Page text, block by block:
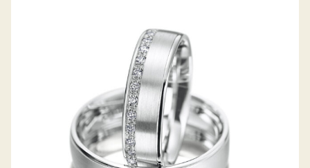
MEISTER TRAURINGE CLASSICS